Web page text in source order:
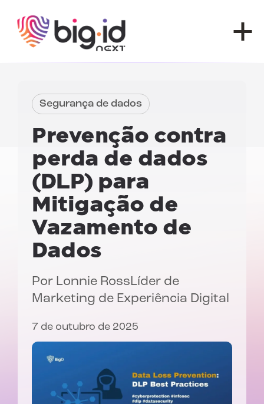
Segurança de dados
Prevenção contra
perda de dados
(DLP) para
Mitigação de
Vazamento de
Dados
Por Lonnie RossLíder de
Marketing de Experiência Digital
7 de outubro de 2025